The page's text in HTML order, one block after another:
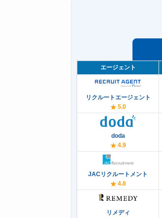
エージェント
リクルートエージェント
★5.0
doda
★4.9
JACリクルートメント
★4.8
リメディ